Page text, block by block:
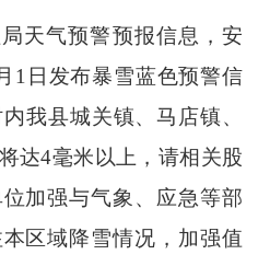
天气预警预报信息，安
1日发布暴雪蓝色预警信
我县城关镇、马店镇、
达4毫米以上，请相关股
加强与气象、应急等部
区域降雪情况，加强值